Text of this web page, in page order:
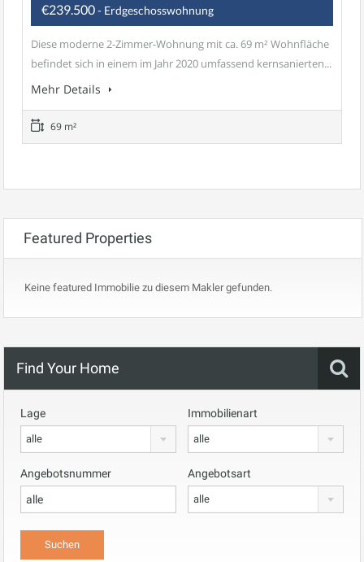
€239.500- Erdgeschosswohnung
Diese moderne 2-Zimmer-Wohnung mit ca. 69 m² Wohnfläche
befindet sich in einem im Jahr 2020 umfassend kernsanierten...
Mehr Details
69 m²
Featured Properties
Keine featured Immobilie zu diesem Makler gefunden.
Find Your Home
Lage
alle
Immobilienart
alle
Angebotsnummer Angebotsart
alle